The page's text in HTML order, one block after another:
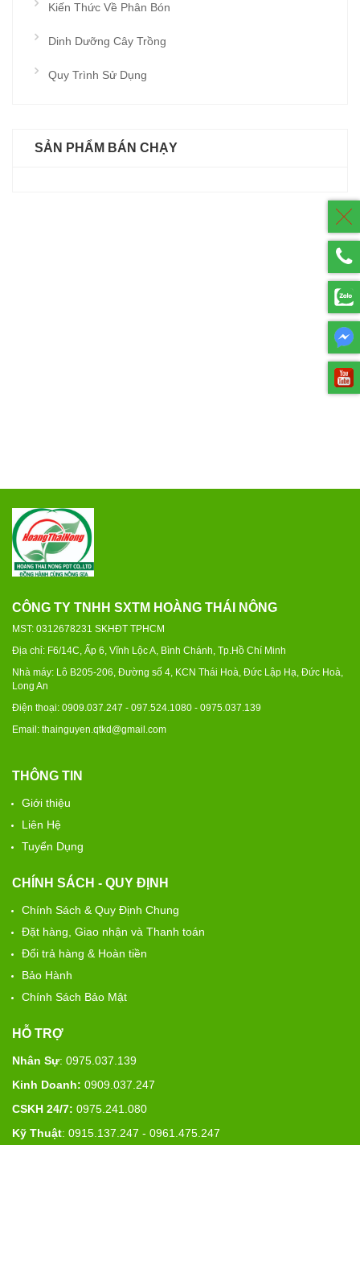
Kiến Thức Về Phân Bón
Dinh Dưỡng Cây Trồng
Quy Trình Sử Dụng
SẢN PHẨM BÁN CHẠY
CÔNG TY TNHH SXTM HOÀNG THÁI NÔNG
MST: 0312678231 SKHĐT TPHCM
Địa chỉ: F6/14C, Ấp 6, Vĩnh Lộc A, Bình Chánh, Tp.Hồ Chí Minh
Nhà máy: Lô B205-206, Đường số 4, KCN Thái Hoà, Đức Lập Hạ, Đức Hoà,
Long An
Điện thoại: 0909.037.247 - 097.524.1080 - 0975.037.139
Email: thainguyen.qtkd@gmail.com
THÔNG TIN
Giới thiệu
Liên Hệ
Tuyển Dụng
CHÍNH SÁCH - QUY ĐỊNH
Chính Sách & Quy Định Chung
Đặt hàng, Giao nhận và Thanh toán
Đổi trả hàng & Hoàn tiền
Bảo Hành
Chính Sách Bảo Mật
HỖ TRỢ
Nhân Sự: 0975.037.139
Kinh Doanh: 0909.037.247
CSKH 24/7: 0975.241.080
Kỹ Thuật: 0915.137.247 - 0961.475.247